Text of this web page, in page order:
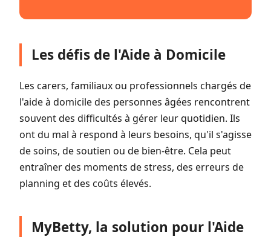
Les défis de l'Aide à Domicile
Les carers, familiaux ou professionnels chargés de
l'aide à domicile des personnes âgées rencontrent
souvent des difficultés à gérer leur quotidien. Ils
ont du mal à respond à leurs besoins, qu'il s'agisse
de soins, de soutien ou de bien-être. Cela peut
entraîner des moments de stress, des erreurs de
planning et des coûts élevés.
MyBetty, la solution pour l'Aide